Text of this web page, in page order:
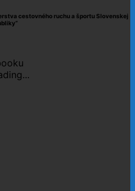
cestovného ruchu a športu Slovenskej